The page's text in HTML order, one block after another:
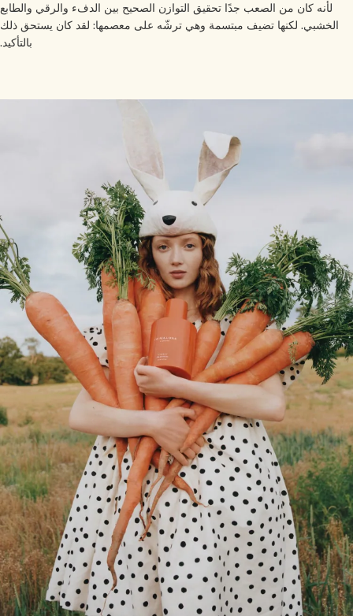
لأنه كان من الصعب جدًا تحقيق التوازن الصحيح بين الدفء والرقي والطابع
الخشبي. لكنها تضيف مبتسمة وهي ترشّه على معصمها: لقد كان يستحق ذلك
بالتأكيد.